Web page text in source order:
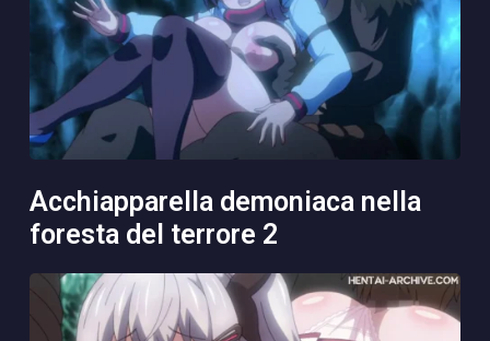
acchiapparella demoniaca nella
foresta del terrore 2